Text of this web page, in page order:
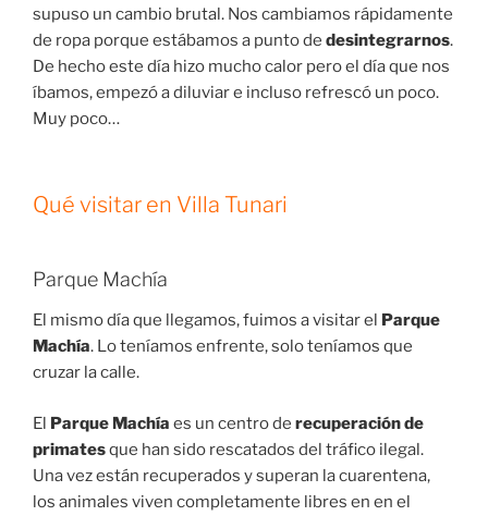
supuso un cambio brutal. Nos cambiamos rápidamente
de ropa porque estábamos a punto de desintegrarnos.
De hecho este día hizo mucho calor pero el día que nos
íbamos, empezó a diluviar e incluso refrescó un poco.
Muy poco…
Qué visitar en Villa Tunari
Parque Machía
El mismo día que llegamos, fuimos a visitar el
Parque
Machía. Lo teníamos enfrente, solo teníamos que
cruzar la calle.
El Parque Machía es un centro de recuperación de
primatesque han sido rescatados del tráfico ilegal.
Una vez están recuperados y superan la cuarentena,
los animales viven completamente libres en en el